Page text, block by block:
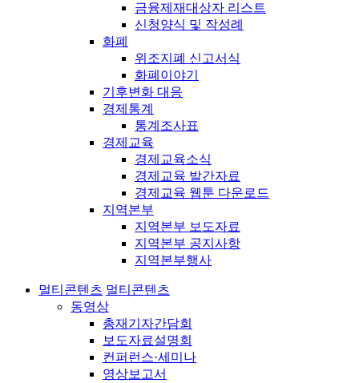
금융제재대상자 리스트
신청양식 및 작성례
화폐
위조지폐 신고서식
화폐이야기
기후변화 대응
경제통계
통계조사표
경제교육
경제교육소식
경제교육 발간자료
경제교육 웹툰 다운로드
지역본부
지역본부 보도자료
지역본부 공지사항
지역본부행사
멀티콘텐츠 멀티콘텐츠
동영상
총재기자간담회
보도자료설명회
컨퍼런스·세미나
영상보고서